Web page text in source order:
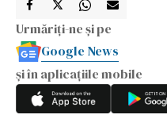
Urmăriți-ne și pe
Google News
și în aplicațiile mobile